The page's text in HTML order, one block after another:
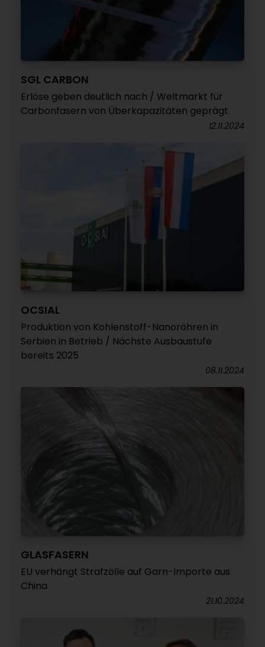
SGL CARBON
Erlöse geben deutlich nach / Weltmarkt für
Carbonfasern von Überkapazitäten geprägt
12.11.2024
OCSIAL
Produktion von Kohlenstoff-Nanoröhren in
Serbien in Betrieb / Nächste Ausbaustufe
bereits 2025
08.11.2024
GLASFASERN
EU verhängt Strafzölle auf Garn-Importe aus
China
21.10.2024